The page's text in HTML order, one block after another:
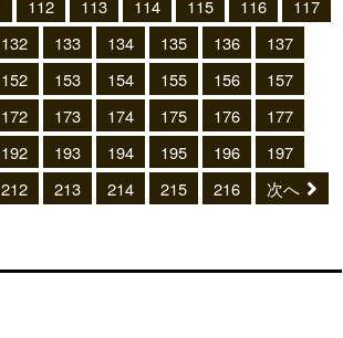
112 113 114 115 116
117
132 133 134 135 136
137
152 153 154 155 156
157
172 173 174 175 176
177
192 193 194 195 196
197
212 213 214 215 216 次へ